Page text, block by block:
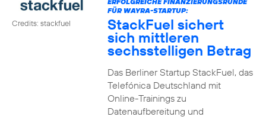
Credits: stackfuel
FÜR WAYRA-STARTUP:
StackFuel sichert
sich mittleren
sechsstelligen Betrag
Das Berliner Startup StackFuel, das
Telefónica Deutschland mit
Online-Trainings zu
Datenaufbereitung und